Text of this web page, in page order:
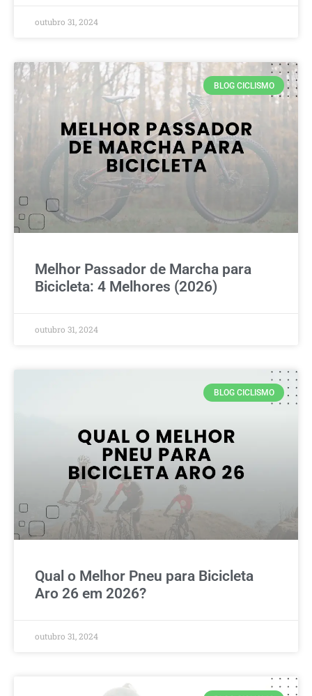
outubro 31, 2024
BLOG CICLISMO
Melhor Passador de Marcha para
Bicicleta: 4 Melhores (2026)
outubro 31, 2024
BLOG CICLISMO
Qual o Melhor Pneu para Bicicleta
Aro 26 em 2026?
outubro 31, 2024